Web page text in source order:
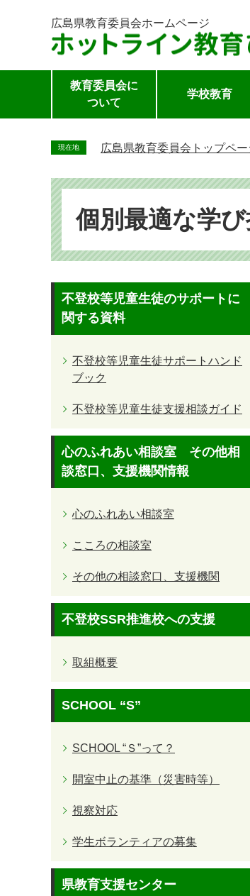
広島県教育委員会ホームページ
教育委員会に
ついて
学校教育
現在地 広島県教育委員会トップペー
個別最適な学び
不登校等児童生徒のサポートに
関する資料
不登校等児童生徒サポートハンド
ブック
不登校等児童生徒支援相談ガイド
心のふれあい相談室 その他相
談窓口、支援機関情報
心のふれあい相談室
こころの相談室
その他の相談窓口、支援機関
不登校SSR推進校への支援
取組概要
SCHOOL “S”
SCHOOL “Ｓ”って？
開室中止の基準（災害時等）
視察対応
学生ボランティアの募集
県教育支援センター